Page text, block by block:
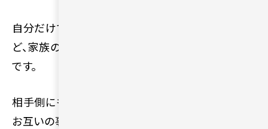
自分だけでなく子どもや親との関係、将来の介護な
ど、家族の問題が複雑に絡み合うケースも多いため
です。
相手側にも同様の背景がある可能性が高いため、
お互いの事情を理解し合えるかどうかが重要にな